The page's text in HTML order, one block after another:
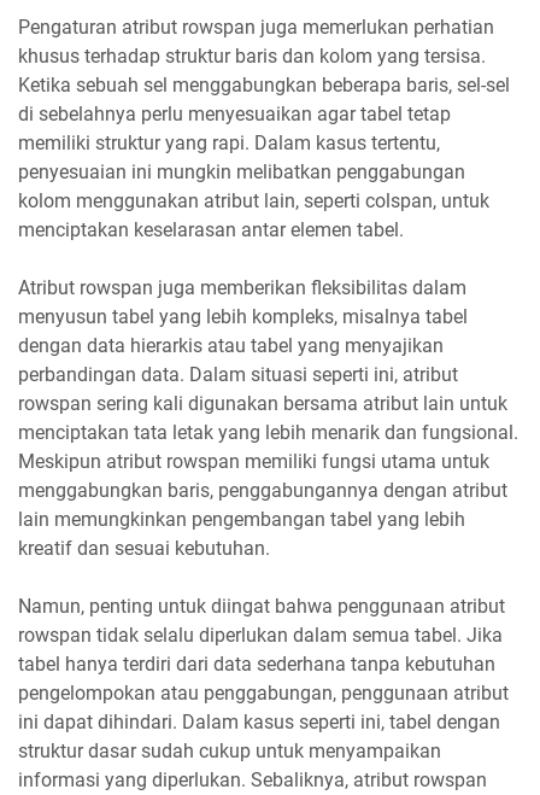
Pengaturan atribut rowspan juga memerlukan perhatian
khusus terhadap struktur baris dan kolom yang tersisa.
Ketika sebuah sel menggabungkan beberapa baris, sel-sel
di sebelahnya perlu menyesuaikan agar tabel tetap
memiliki struktur yang rapi. Dalam kasus tertentu,
penyesuaian ini mungkin melibatkan penggabungan
kolom menggunakan atribut lain, seperti colspan, untuk
menciptakan keselarasan antar elemen tabel.
Atribut rowspan juga memberikan fleksibilitas dalam
menyusun tabel yang lebih kompleks, misalnya tabel
dengan data hierarkis atau tabel yang menyajikan
perbandingan data. Dalam situasi seperti ini, atribut
rowspan sering kali digunakan bersama atribut lain untuk
menciptakan tata letak yang lebih menarik dan fungsional.
Meskipun atribut rowspan memiliki fungsi utama untuk
menggabungkan baris, penggabungannya dengan atribut
lain memungkinkan pengembangan tabel yang lebih
kreatif dan sesuai kebutuhan.
Namun, penting untuk diingat bahwa penggunaan atribut
rowspan tidak selalu diperlukan dalam semua tabel. Jika
tabel hanya terdiri dari data sederhana tanpa kebutuhan
pengelompokan atau penggabungan, penggunaan atribut
ini dapat dihindari. Dalam kasus seperti ini, tabel dengan
struktur dasar sudah cukup untuk menyampaikan
informasi yang diperlukan. Sebaliknya, atribut rowspan